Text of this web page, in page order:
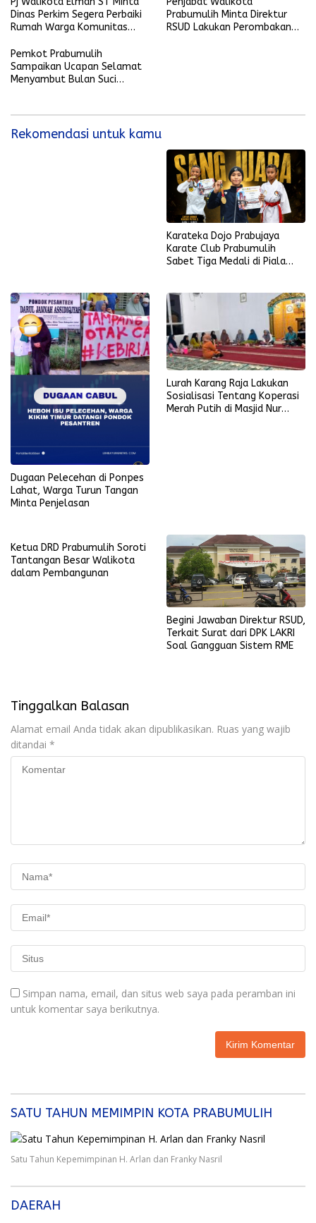
Dinas Perkim Segera Perbaiki
Rumah Warga Komunitas
Prabumulih Minta Direktur
RSUD Lakukan Perombakan
Pemkot Prabumulih
Sampaikan Ucapan Selamat
Menyambut Bulan Suci
Rekomendasi untuk kamu
Karateka Dojo Prabujaya
Karate Club Prabumulih
Sabet Tiga Medali di Piala
Dugaan Pelecehan di Ponpes
Lahat, Warga Turun Tangan
Minta Penjelasan
Lurah Karang Raja Lakukan
Sosialisasi Tentang Koperasi
Merah Putih di Masjid Nur
Ketua DRD Prabumulih Soroti
Tantangan Besar Walikota
dalam Pembangunan
Begini Jawaban Direktur RSUD,
Terkait Surat dari DPK LAKRI
Soal Gangguan Sistem RME
Tinggalkan Balasan
Alamat email Anda tidak akan dipublikasikan. Ruas yang wajib
ditandai *
Simpan nama, email, dan situs web saya pada peramban ini
untuk komentar saya berikutnya.
SATU TAHUN MEMIMPIN KOTA PRABUMULIH
Satu Tahun Kepemimpinan H. Arlan dan Franky Nasril
DAERAH